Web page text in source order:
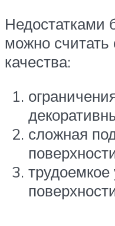
Недостатками
можно
качества:
сложная